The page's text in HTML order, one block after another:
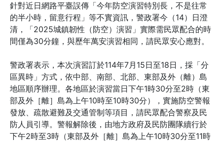
針對近日網路平臺誤傳「今年防空演習特別長，不是往常
的半小時，留意行程」等不實資訊，警政署今（14）日澄
清，「2025城鎮韌性（防空）演習」實際需民眾配合的時
間僅為30分鐘，與歷年萬安演習相同，請民眾安心應對。
警政署表示，本次演習訂於114年7月15日至18日，採「分
區異時」方式，依中部、南部、北部、東部及外（離）島
地區順序辦理。各地區於演習當日下午1時30分至2時（東
部及外［離］島為上午10時至10時30分），實施防空警報
發放、疏散避難及交通管制等項目，請民眾配合警察及民
防人員引導。警報解除後，由地方政府及民防團隊續行於
下午2時至3時（東部及外［離］島為上午10時30分至11時